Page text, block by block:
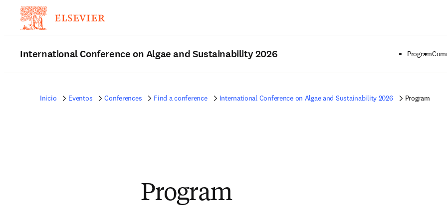
International Conference on Algae and Sustainability 2026 Program
Inicio Eventos Conferences Find a conference International Conference on Algae and Sustainability 2026 Program
Program